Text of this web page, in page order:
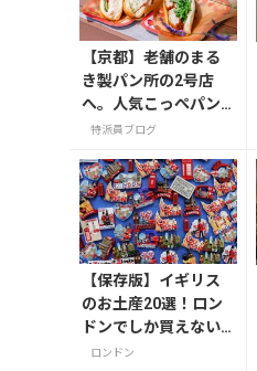
【京都】老舗のまる
き製パン所の2号店
へ。人気こっぺパン
を市役所で味わう
特派員ブログ
【保存版】イギリス
のお土産20選！ロン
ドンでしか買えない
雑貨/お菓子/紅茶まで
ロンドン